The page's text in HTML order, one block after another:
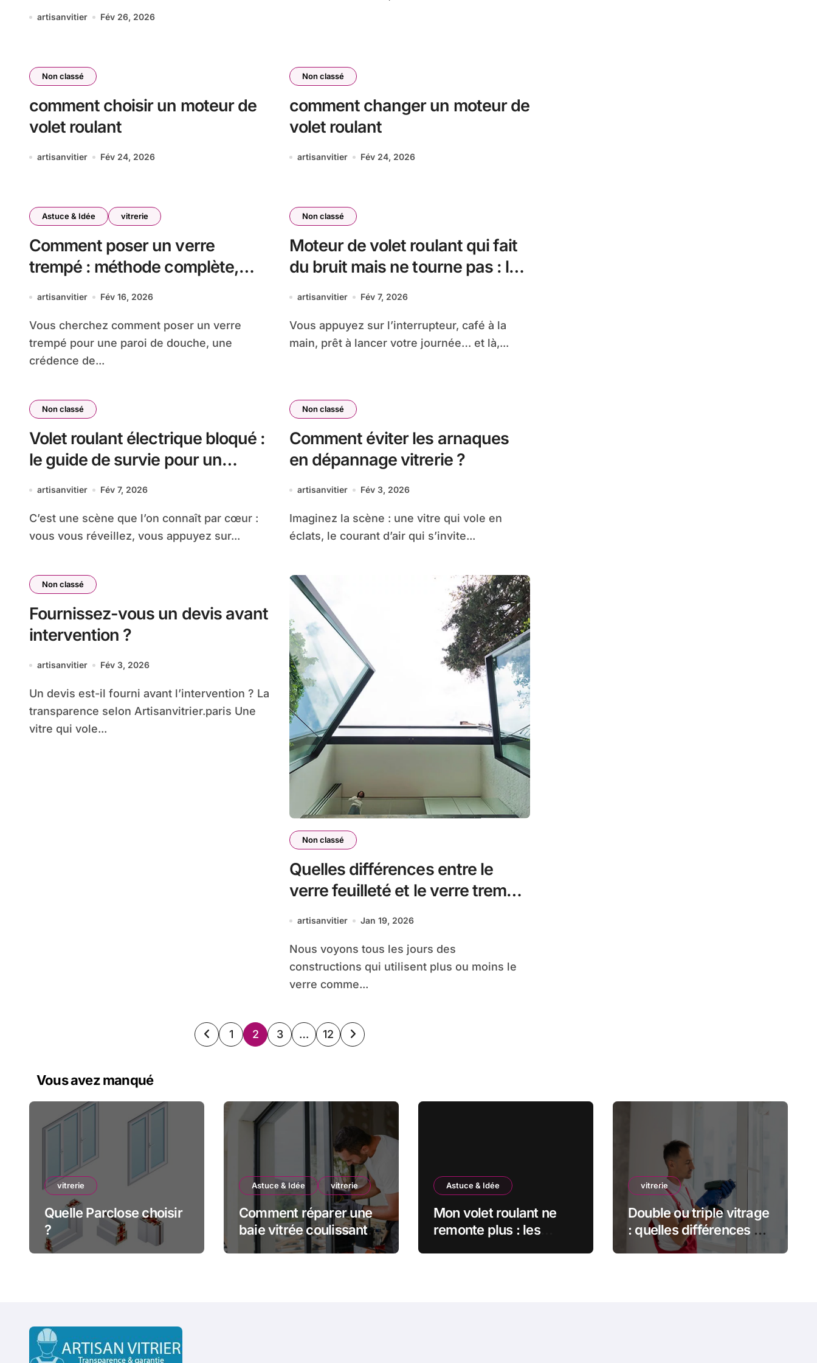
artisanvitier Fév 26, 2026
Non classé
comment choisir un moteur de
volet roulant
artisanvitier Fév 24, 2026
Non classé
comment changer un moteur de
volet roulant
artisanvitier Fév 24, 2026
Astuce & Idée vitrerie
Comment poser un verre
trempé : méthode complète,
tarifs et conseils d’artisan vitrier
artisanvitier Fév 16, 2026
Vous cherchez comment poser un verre
trempé pour une paroi de douche, une
crédence de...
Non classé
Moteur de volet roulant qui fait
du bruit mais ne tourne pas : le
diagnostic pro
artisanvitier Fév 7, 2026
Vous appuyez sur l’interrupteur, café à la
main, prêt à lancer votre journée… et là,...
Non classé
Volet roulant électrique bloqué :
le guide de survie pour un
dépannage express
artisanvitier Fév 7, 2026
C’est une scène que l’on connaît par cœur :
vous vous réveillez, vous appuyez sur...
Non classé
Comment éviter les arnaques
en dépannage vitrerie ?
artisanvitier Fév 3, 2026
Imaginez la scène : une vitre qui vole en
éclats, le courant d’air qui s’invite...
Non classé
Fournissez-vous un devis avant
intervention ?
artisanvitier Fév 3, 2026
Un devis est-il fourni avant l’intervention ? La
transparence selon Artisanvitrier.paris Une
vitre qui vole...
Non classé
Quelles différences entre le
verre feuilleté et le verre trempé
artisanvitier Jan 19, 2026
Nous voyons tous les jours des
constructions qui utilisent plus ou moins le
verre comme...
Pagination
1 2 3 … 12
Vous avez manqué
vitrerie
Quelle Parclose choisir
?
Astuce & Idée vitrerie
Comment réparer une
baie vitrée coulissante
bloquée ? Le guide
Astuce & Idée
Mon volet roulant ne
remonte plus : les
vitrerie
Double ou triple vitrage
: quelles différences et
lequel choisir ?